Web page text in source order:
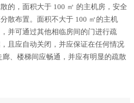
的，面积大于 100 ㎡ 的主机房，安全
散布置。面积不大于 100 ㎡的主机
并可通过其他相临房间的门进行疏
且应自动关闭，并应保证在任何情况
、楼梯间应畅通，并应有明显的疏散